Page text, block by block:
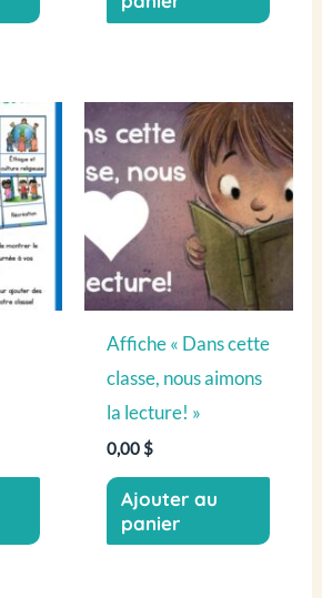
Affiche « Dans cette
classe, nous aimons
la lecture! »
0,00 $
Ajouter au
panier